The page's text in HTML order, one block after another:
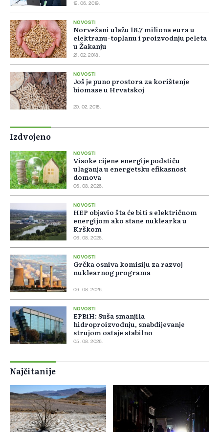
12. 06. 2019.
NOVOSTI
Norvežani ulažu 18,7 miliona eura u
elektranu-toplanu i proizvodnju peleta
u Žakanju
21. 02. 2018.
NOVOSTI
Još je puno prostora za korištenje
biomase u Hrvatskoj
20. 02. 2018.
Izdvojeno
NOVOSTI
Visoke cijene energije podstiču
ulaganja u energetsku efikasnost
domova
06. 08. 2026.
NOVOSTI
HEP objavio šta će biti s električnom
energijom ako stane nuklearka u
Krškom
06. 08. 2026.
NOVOSTI
Grčka osniva komisiju za razvoj
nuklearnog programa
06. 08. 2026.
NOVOSTI
EPBiH: Suša smanjila
hidroproizvodnju, snabdijevanje
strujom ostaje stabilno
05. 08. 2026.
Najčitanije